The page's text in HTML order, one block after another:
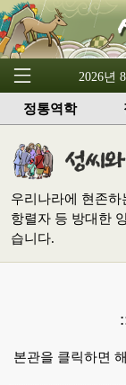
2026년
정통역학
우리나라에 현존
항렬자 등 방대한
습니다.
본관을 클릭하면